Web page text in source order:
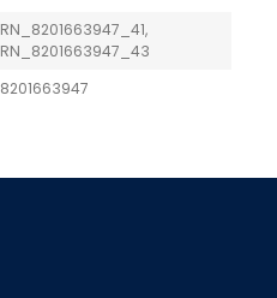
RN_8201663947_41,
RN_8201663947_43
8201663947